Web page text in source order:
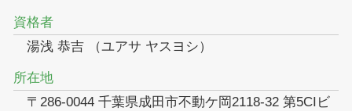
資格者
湯浅 恭吉 （ユアサ ヤスヨシ）
所在地
〒286-0044 千葉県成田市不動ケ岡2118-32 第5CIビ